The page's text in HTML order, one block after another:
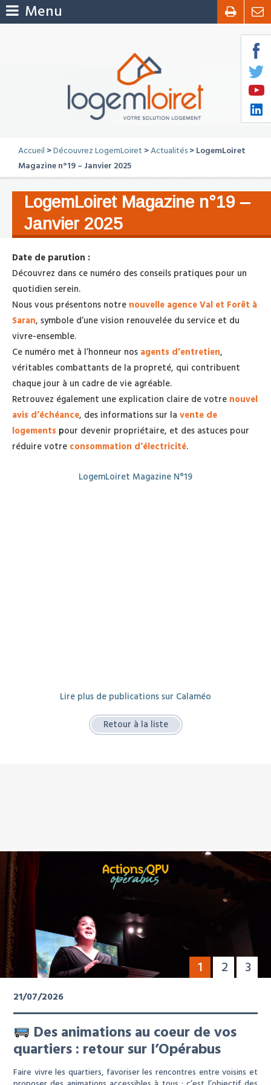
Menu
Accueil >Découvrez LogemLoiret >Actualités > LogemLoiret
Magazine n°19 – Janvier 2025
LogemLoiret Magazine n°19 –
Janvier 2025
Date de parution :
Découvrez dans ce numéro des conseils pratiques pour un
quotidien serein.
Nous vous présentons notre nouvelle agence Val et Forêt à
Saran, symbole d’une vision renouvelée du service et du
vivre-ensemble.
Ce numéro met à l’honneur nos agents d’entretien,
véritables combattants de la propreté, qui contribuent
chaque jour à un cadre de vie agréable.
Retrouvez également une explication claire de votre nouvel
avis d’échéance, des informations sur la vente de
logements pour devenir propriétaire, et des astuces pour
réduire votre consommation d’électricité.
LogemLoiret Magazine N°19
Lire plus de publications sur Calaméo
Retour à la liste
1 2 3
21/07/2026
Des animations au coeur de vos
quartiers : retour sur l’Opérabus
Faire vivre les quartiers, favoriser les rencontres entre voisins et